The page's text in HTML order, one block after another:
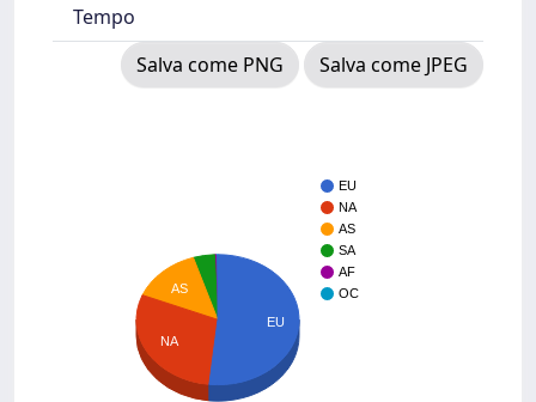
Tempo
Salva come PNG
Salva come JPEG
EU
NA
AS
SA
AF
OC
AS
NA
EU